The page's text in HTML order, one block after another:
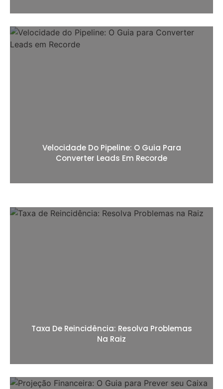
Velocidade Do Pipeline: O Guia Para
Converter Leads Em Recorde
Taxa De Reincidência: Resolva Problemas
Na Raiz